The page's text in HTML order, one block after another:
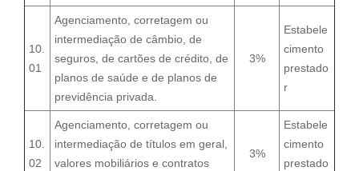
10.
01
Agenciamento, corretagem ou
intermediação de câmbio, de
seguros, de cartões de crédito, de
planos de saúde e de planos de
previdência privada.
3%
Estabele
cimento
prestado
r
10.
02
Agenciamento, corretagem ou
intermediação de títulos em geral,
valores mobiliários e contratos
3%
Estabele
cimento
prestado